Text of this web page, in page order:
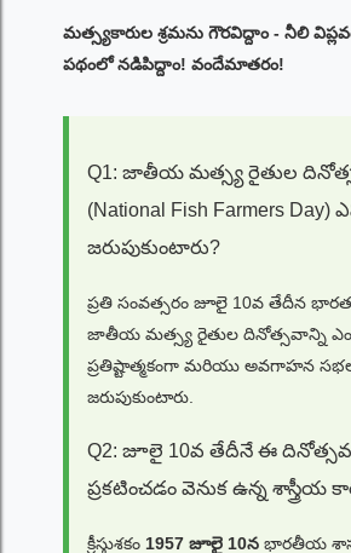
మత్స్యకారుల శ్రమను గౌరవిద్దాం - నీలి
పథంలో నడిపిద్దాం! వందేమాతరం!
Q1: జాతీయ మత్స్య రైతుల
(National Fish Farmers Day)
జరుపుకుంటారు?
ప్రతి సంవత్సరం జూలై 10వ తేదీన
జాతీయ మత్స్య రైతుల దినోత్సవాన్ని
ప్రతిష్టాత్మకంగా మరియు అవగాహన
జరుపుకుంటారు.
Q2: జూలై 10వ తేదీనే ఈ
ప్రకటించడం వెనుక ఉన్న
క్రీస్తుశకం 1957 జూలై 10న భారతీయ